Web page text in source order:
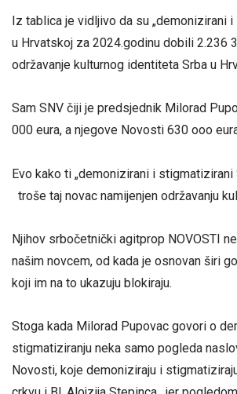
Iz tablica je vidljivo da su „demonizirani
u Hrvatskoj za 2024.godinu dobili 2.236
održavanje kulturnog identiteta Srba u
Sam SNV čiji je predsjednik Milorad
000 eura, a njegove Novosti 630 ooo
Evo kako ti „demonizirani i stigmatizirani
troše taj novac namijenjen održavanju
Njihov srbočetnički agitprop NOVOSTI
našim novcem, od kada je osnovan širi
koji im na to ukazuju blokiraju.
Stoga kada Milorad Pupovac govori o
stigmatiziranju neka samo pogleda
Novosti, koje demoniziraju i